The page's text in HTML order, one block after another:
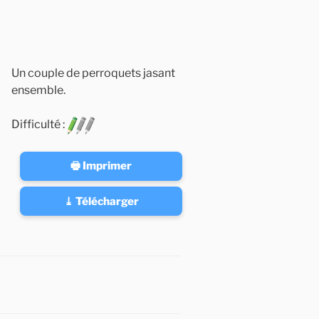
Un couple de perroquets jasant
ensemble.
Difficulté :
🖶 Imprimer
⤓ Télécharger